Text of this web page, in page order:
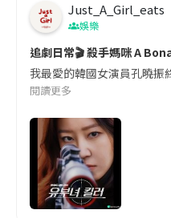
Just_A_Girl_eats
娛樂
追劇日常🎬 殺手媽咪 A
我最愛的韓國女演員孔曉
閱讀更多